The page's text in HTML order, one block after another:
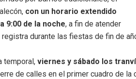
con un horario extendido
9:00 de la noche, a fin de atender
durante las fiestas de fin de
temporal, viernes y sábado los
de calles en el primer cuadro de la